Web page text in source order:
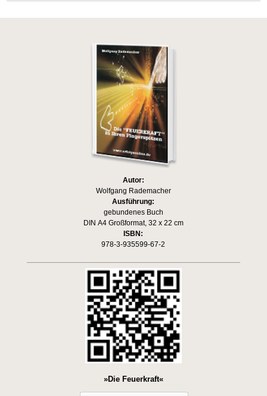
Autor:
Wolfgang Rademacher
Ausführung:
gebundenes Buch
DIN A4 Großformat, 32 x 22 cm
ISBN:
978-3-935599-67-2
»Die Feuerkraft«